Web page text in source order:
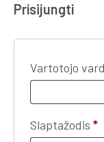
Prisijungti
Vartotojo
Slaptažodis *